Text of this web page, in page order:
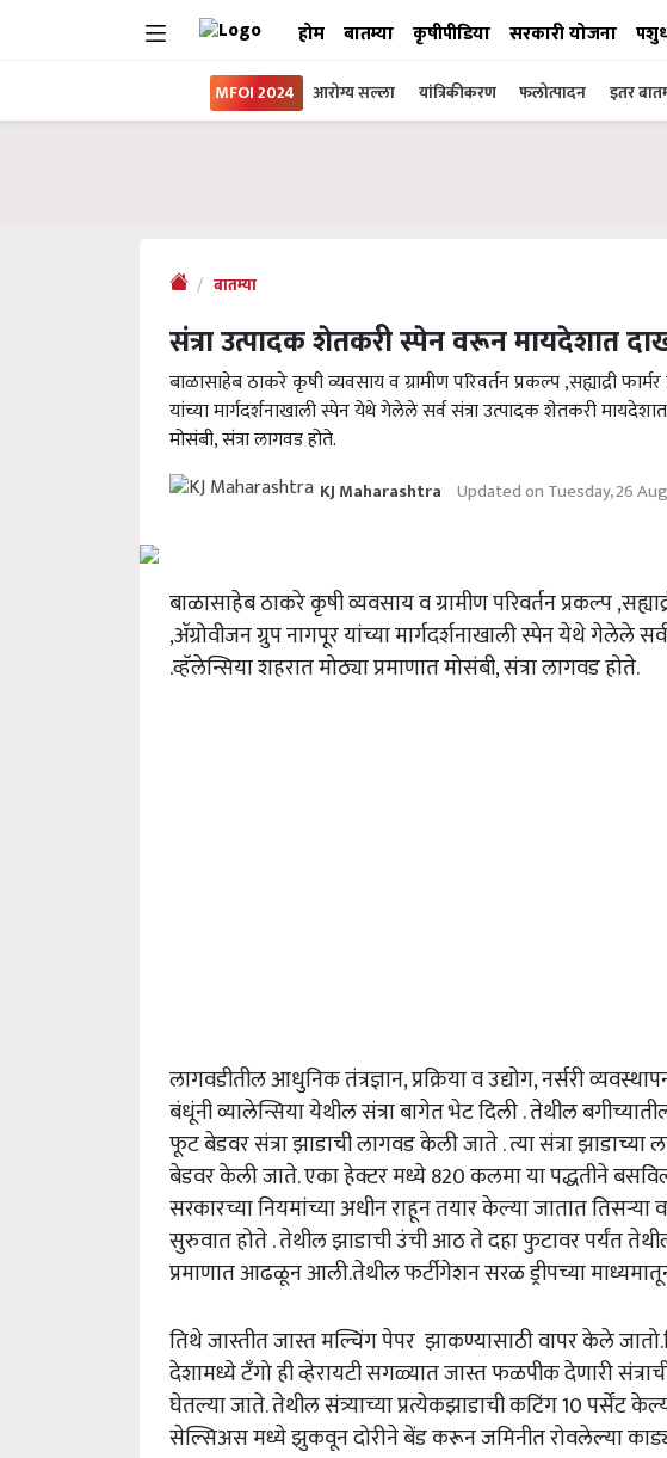
होम बातम्या कृषीपीडिया सरकारी योजना
MFOI 2024 आरोग्य सल्ला यांत्रिकीकरण फलोत्पादन इतर
बातम्या
संत्रा उत्पादक शेतकरी स्पेन वरून मायदेशात
बाळासाहेब ठाकरे कृषी व्यवसाय व ग्रामीण परिवर्तन प्रकल्प ,सह्याद्री
यांच्या मार्गदर्शनाखाली स्पेन येथे गेलेले सर्व संत्रा उत्पादक शेतकरी
मोसंबी, संत्रा लागवड होते.
KJ Maharashtra Updated on Tuesday, 26
बाळासाहेब ठाकरे कृषी व्यवसाय व ग्रामीण परिवर्तन प्रकल्प
,ॲग्रोवीजन ग्रुप नागपूर यांच्या मार्गदर्शनाखाली स्पेन येथे गेलेले
.व्हॅलेन्सिया शहरात मोठ्या प्रमाणात मोसंबी, संत्रा लागवड होते.
लागवडीतील आधुनिक तंत्रज्ञान, प्रक्रिया व उद्योग, नर्सरी
बंधूंनी व्यालेन्सिया येथील संत्रा बागेत भेट दिली . तेथील
फूट बेडवर संत्रा झाडाची लागवड केली जाते . त्या संत्रा
बेडवर केली जाते. एका हेक्टर मध्ये 820 कलमा या पद्धतीने
सरकारच्या नियमांच्या अधीन राहून तयार केल्या जातात तिसऱ्या
सुरुवात होते . तेथील झाडाची उंची आठ ते दहा फुटावर पर्यंत
प्रमाणात आढळून आली.तेथील फर्टीगेशन सरळ ड्रीपच्या
तिथे जास्तीत जास्त मल्चिंग पेपर झाकण्यासाठी वापर केले
देशामध्ये टॅंगो ही व्हेरायटी सगळ्यात जास्त फळपीक देणारी
घेतल्या जाते. तेथील संत्र्याच्या प्रत्येकझाडाची कटिंग 10 पर्सेंट
सेल्सिअस मध्ये झुकवून दोरीने बेंड करून जमिनीत रोवलेल्या